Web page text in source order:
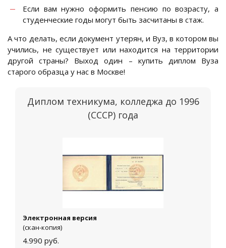
Если вам нужно оформить пенсию по возрасту, а
студенческие годы могут быть засчитаны в стаж.
А что делать, если документ утерян, и Вуз, в котором вы
учились, не существует или находится на территории
другой страны? Выход один – купить диплом Вуза
старого образца у нас в Москве!
Диплом техникума, колледжа до 1996
(СССР) года
Электронная версия
(скан-копия)
4.990 руб.